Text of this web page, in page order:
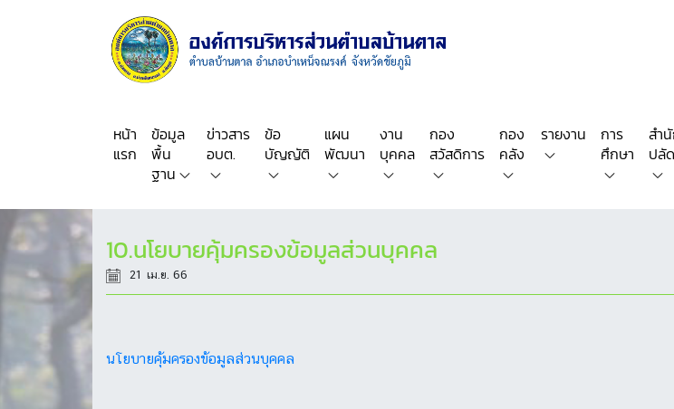
หน้า
แรก
ข้อมูล
พื้น
ฐาน
ข่าวสาร
อบต.
ข้อ
บัญญัติ
แผน
พัฒนา
งาน
บุคคล
กอง
สวัสดิการ
กอง
คลัง
รายงาน
การ
ศึกษา
สำ
ปลัด
10.นโยบายคุ้มครองข้อมูลส่วนบุคคล
21 เม.ย. 66
นโยบายคุ้มครองข้อมูลส่วนบุคคล